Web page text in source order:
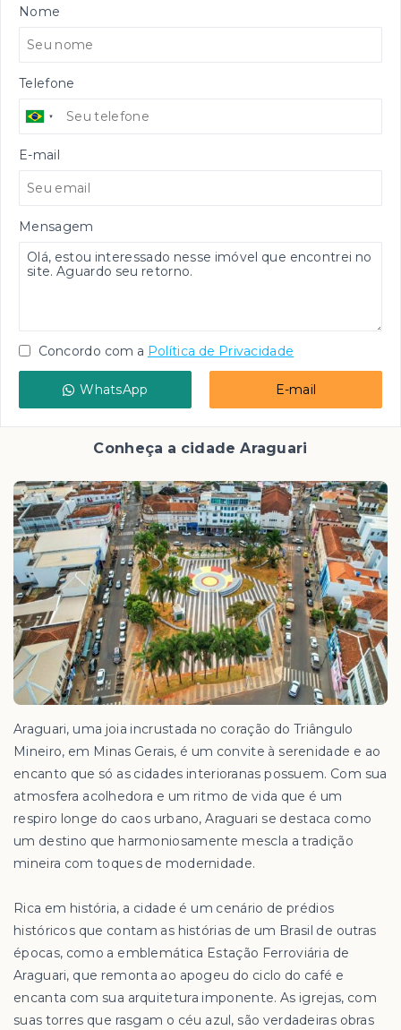
Nome
Telefone
E-mail
Mensagem
Concordo com a Política de Privacidade
WhatsApp E-mail
Conheça a cidade Araguari
Araguari, uma joia incrustada no coração do Triângulo
Mineiro, em Minas Gerais, é um convite à serenidade e ao
encanto que só as cidades interioranas possuem. Com sua
atmosfera acolhedora e um ritmo de vida que é um
respiro longe do caos urbano, Araguari se destaca como
um destino que harmoniosamente mescla a tradição
mineira com toques de modernidade.
Rica em história, a cidade é um cenário de prédios
históricos que contam as histórias de um Brasil de outras
épocas, como a emblemática Estação Ferroviária de
Araguari, que remonta ao apogeu do ciclo do café e
encanta com sua arquitetura imponente. As igrejas, com
suas torres que rasgam o céu azul, são verdadeiras obras